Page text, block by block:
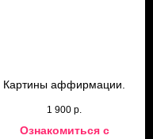
Картины аффирмации.
1 900 р.
Ознакомиться с